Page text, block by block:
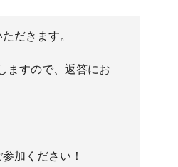
だきます。
ますので、返答にお
加ください！